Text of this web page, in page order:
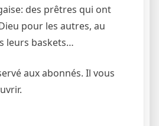
des prêtres qui ont
pour les autres, au
leurs baskets…
aux abonnés. Il vous